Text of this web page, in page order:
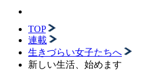
TOP
連載
生きづらい女子たちへ
新しい生活、始めます